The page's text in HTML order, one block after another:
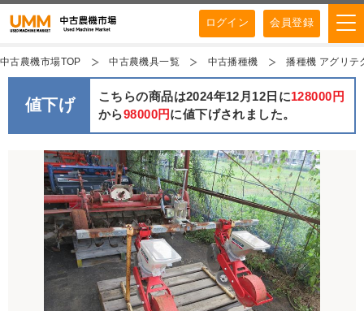
ログイン 会員登録
中古農機市場TOP 中古農機具一覧 中古播種機 播種機 アグリテ
値下げ こちらの商品は2024年12月12日に128000円
から98000円に値下げされました。